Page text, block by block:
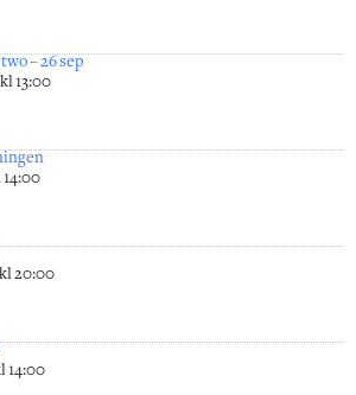
– 26 sep
13:00
14:00
20:00
14:00